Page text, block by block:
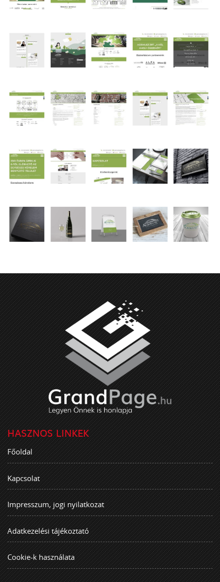
HASZNOS LINKEK
Főoldal
Kapcsolat
Impresszum, jogi nyilatkozat
Adatkezelési tájékoztató
Cookie-k használata